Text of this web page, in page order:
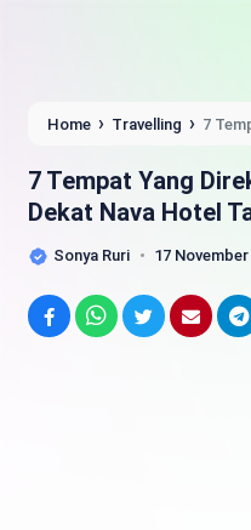
Home › Travelling › 7
7 Tempat Yang
Dekat Nava Hotel
Sonya Ruri 17